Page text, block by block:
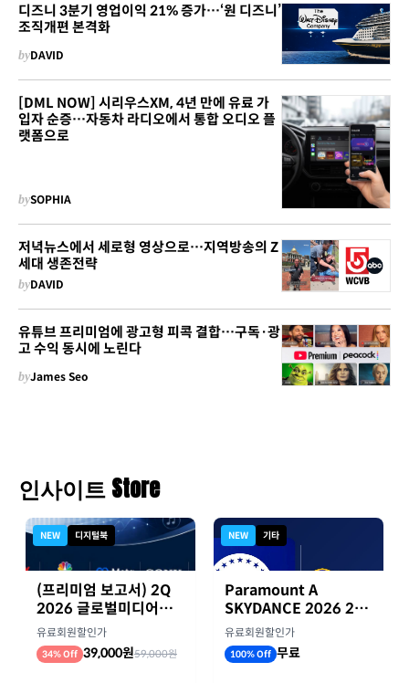
디즈니 3분기 영업이익 21% 증가…‘원 디즈니’
조직개편 본격화
byDAVID
[DML NOW] 시리우스XM, 4년 만에 유료 가
입자 순증…자동차 라디오에서 통합 오디오 플
랫폼으로
bySOPHIA
저녁뉴스에서 세로형 영상으로…지역방송의 Z
세대 생존전략
byDAVID
유튜브 프리미엄에 광고형 피콕 결합…구독·광
고 수익 동시에 노린다
byJames Seo
인사이트 Store
NEW 디지털북
(프리미엄 보고서) 2Q
2026 글로벌미디어기
업 실적 종합 보고서
유료회원할인가
34% Off 39,000원59,000원
NEW 기타
Paramount A
SKYDANCE 2026 2분
기 실적
유료회원할인가
100% Off 무료